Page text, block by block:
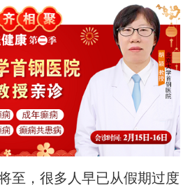
至，很多人早已从假期过度